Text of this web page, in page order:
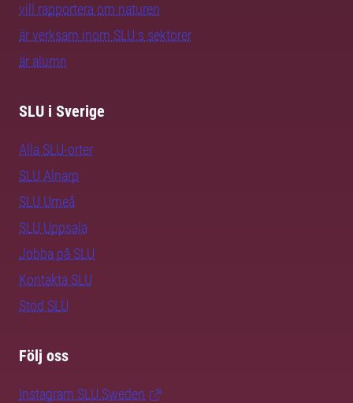
vill rapportera om naturen
är verksam inom SLU:s sektorer
är alumn
SLU i Sverige
Alla SLU-orter
SLU Alnarp
SLU Umeå
SLU Uppsala
Jobba på SLU
Kontakta SLU
Stöd SLU
Följ oss
Instagram SLU.Sweden